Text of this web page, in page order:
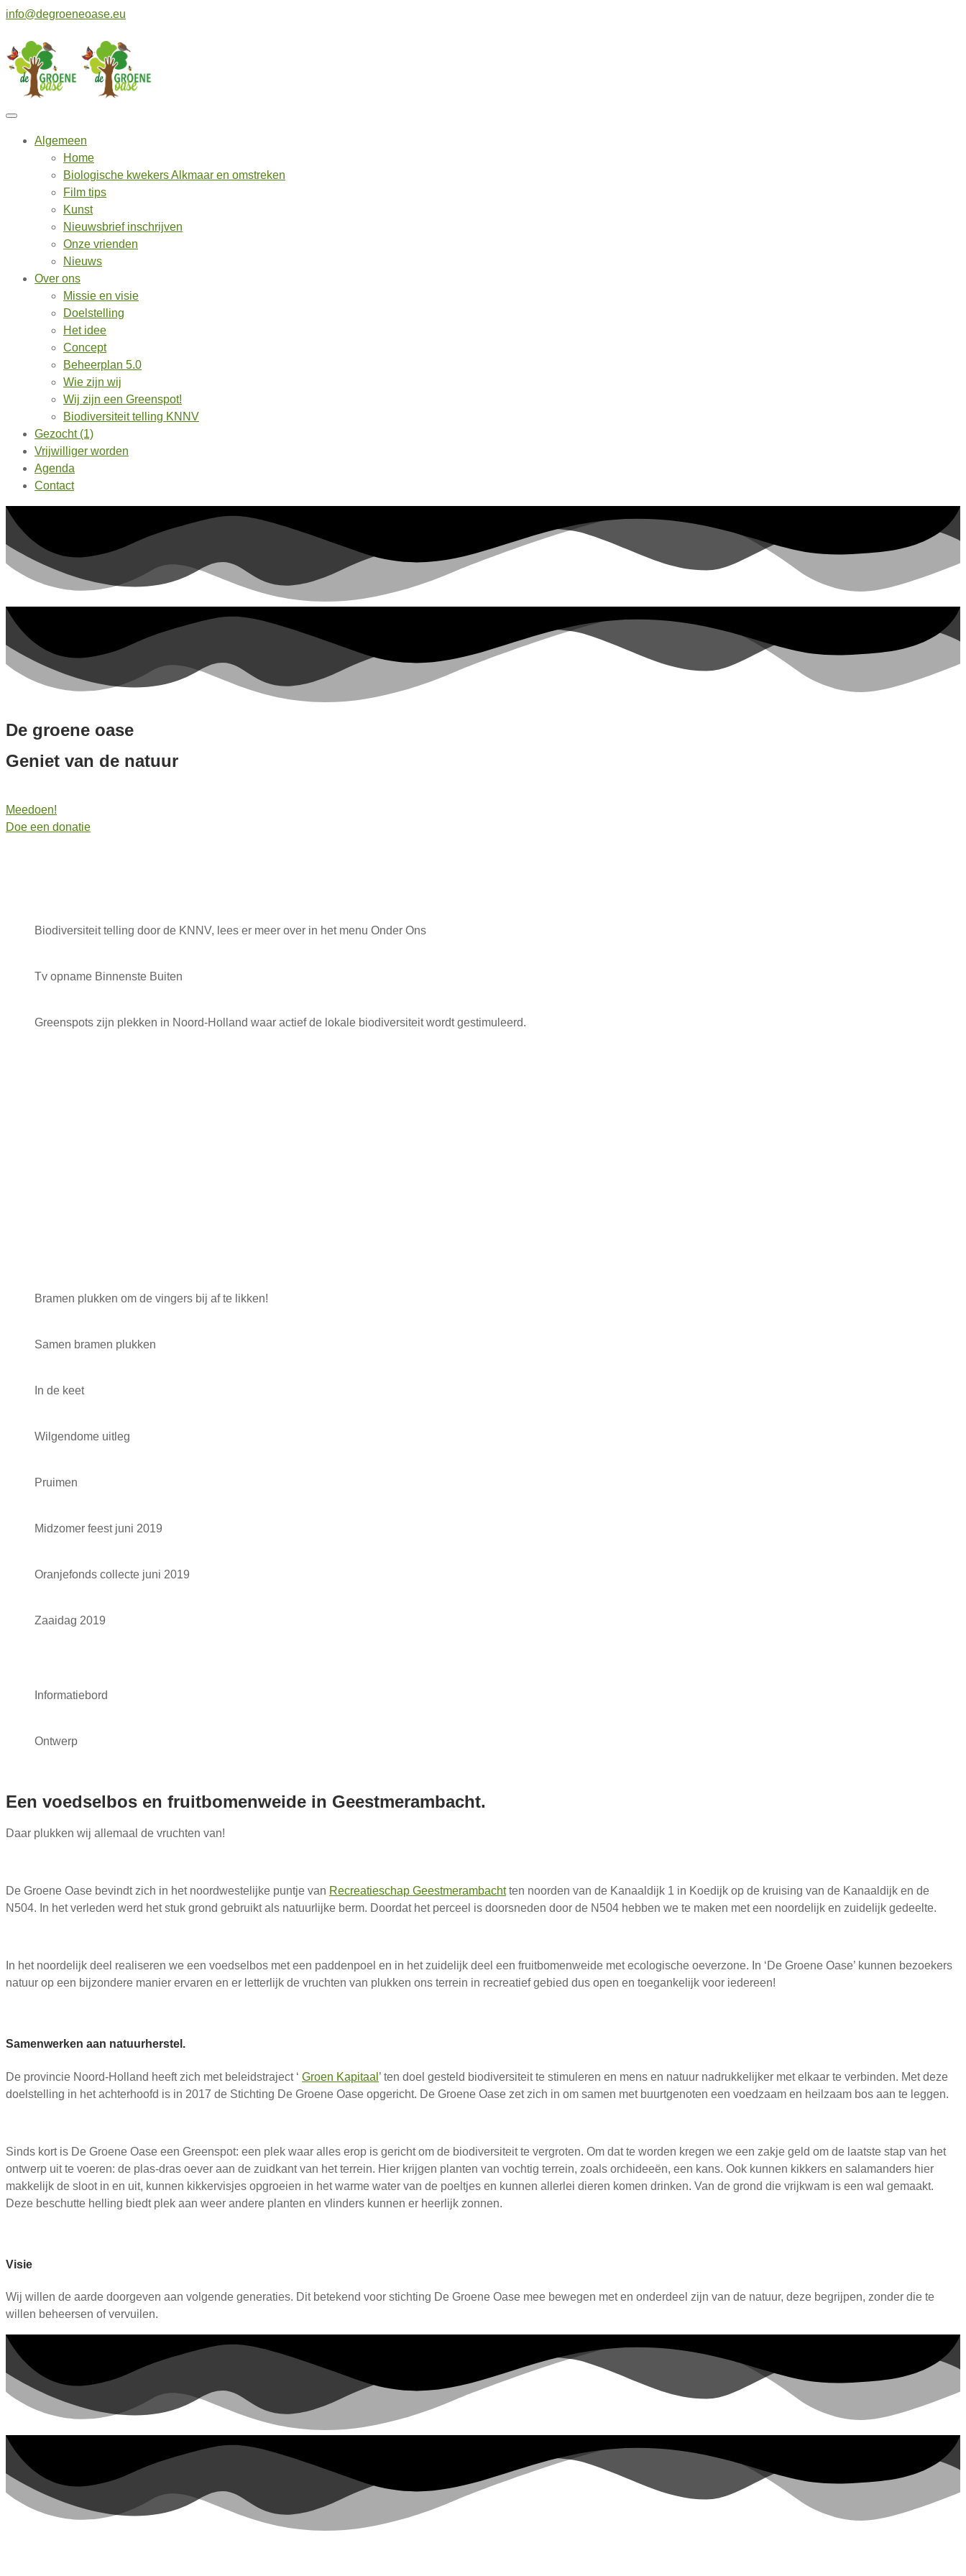
info@degroeneoase.eu
Algemeen
Home
Biologische kwekers Alkmaar en omstreken
Film tips
Kunst
Nieuwsbrief inschrijven
Onze vrienden
Nieuws
Over ons
Missie en visie
Doelstelling
Het idee
Concept
Beheerplan 5.0
Wie zijn wij
Wij zijn een Greenspot!
Biodiversiteit telling KNNV
Gezocht (1)
Vrijwilliger worden
Agenda
Contact
De groene oase
Geniet van de natuur
Meedoen!
Doe een donatie
Biodiversiteit telling door de KNNV, lees er meer over in het menu Onder Ons
Tv opname Binnenste Buiten
Greenspots zijn plekken in Noord-Holland waar actief de lokale biodiversiteit wordt gestimuleerd.
Bramen plukken om de vingers bij af te likken!
Samen bramen plukken
In de keet
Wilgendome uitleg
Pruimen
Midzomer feest juni 2019
Oranjefonds collecte juni 2019
Zaaidag 2019
Informatiebord
Ontwerp
Een voedselbos en fruitbomenweide in Geestmerambacht.
Daar plukken wij allemaal de vruchten van!
De Groene Oase bevindt zich in het noordwestelijke puntje van Recreatieschap Geestmerambachtten noorden van de Kanaaldijk 1 in Koedijk op de kruising van de Kanaaldijk en de
N504. In het verleden werd het stuk grond gebruikt als natuurlijke berm. Doordat het perceel is doorsneden door de N504 hebben we te maken met een noordelijk en zuidelijk gedeelte.
In het noordelijk deel realiseren we een voedselbos met een paddenpoel en in het zuidelijk deel een fruitbomenweide met ecologische oeverzone. In ‘De Groene Oase’ kunnen bezoekers
natuur op een bijzondere manier ervaren en er letterlijk de vruchten van plukken ons terrein in recreatief gebied dus open en toegankelijk voor iedereen!
Samenwerken aan natuurherstel.
De provincie Noord-Holland heeft zich met beleidstraject ‘ Groen Kapitaal ’ ten doel gesteld biodiversiteit te stimuleren en mens en natuur nadrukkelijker met elkaar te verbinden. Met deze
doelstelling in het achterhoofd is in 2017 de Stichting De Groene Oase opgericht. De Groene Oase zet zich in om samen met buurtgenoten een voedzaam en heilzaam bos aan te leggen.
Sinds kort is De Groene Oase een Greenspot: een plek waar alles erop is gericht om de biodiversiteit te vergroten. Om dat te worden kregen we een zakje geld om de laatste stap van het
ontwerp uit te voeren: de plas-dras oever aan de zuidkant van het terrein. Hier krijgen planten van vochtig terrein, zoals orchideeën, een kans. Ook kunnen kikkers en salamanders hier
makkelijk de sloot in en uit, kunnen kikkervisjes opgroeien in het warme water van de poeltjes en kunnen allerlei dieren komen drinken. Van de grond die vrijkwam is een wal gemaakt.
Deze beschutte helling biedt plek aan weer andere planten en vlinders kunnen er heerlijk zonnen.
Visie
Wij willen de aarde doorgeven aan volgende generaties. Dit betekend voor stichting De Groene Oase mee bewegen met en onderdeel zijn van de natuur, deze begrijpen, zonder die te
willen beheersen of vervuilen.